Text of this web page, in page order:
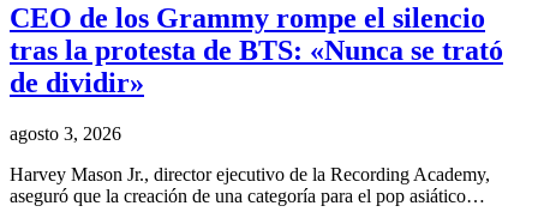
CEO de los Grammy rompe el silencio
tras la protesta de BTS: «Nunca se trató
de dividir»
agosto 3, 2026
Harvey Mason Jr., director ejecutivo de la Recording Academy,
aseguró que la creación de una categoría para el pop asiático…